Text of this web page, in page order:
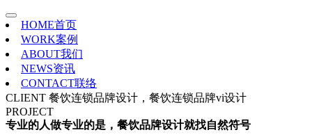
HOME首页
WORK案例
ABOUT我们
NEWS资讯
CONTACT联络
CLIENT 餐饮连锁品牌设计，餐饮连锁品牌vi设计
PROJECT
专业的人做专业的是，餐饮品牌设计就找自然符号